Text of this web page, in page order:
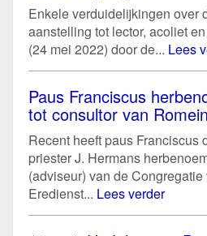
Enkele verduidelijkingen over
aanstelling tot lector, acoliet
(24 mei 2022) door de... Lees
Paus Franciscus
tot consultor van
Recent heeft paus Franciscus
priester J. Hermans
(adviseur) van de
Eredienst... Lees verder